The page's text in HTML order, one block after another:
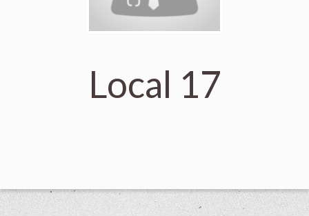
Local 17